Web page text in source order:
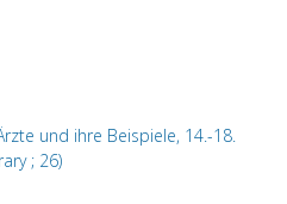
und ihre Beispiele, 14.-18.
; 26)